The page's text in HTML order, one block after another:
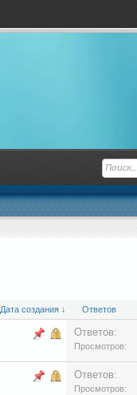
Дата создания ↓ Ответов
Ответов:
Просмотров:
Ответов:
Просмотров: